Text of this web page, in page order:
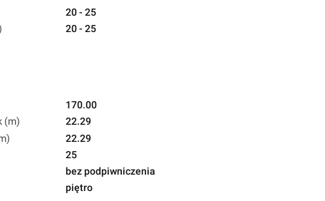
20 - 25
20 - 25
170.00
(m)
22.29
22.29
25
bez podpiwniczenia
piętro